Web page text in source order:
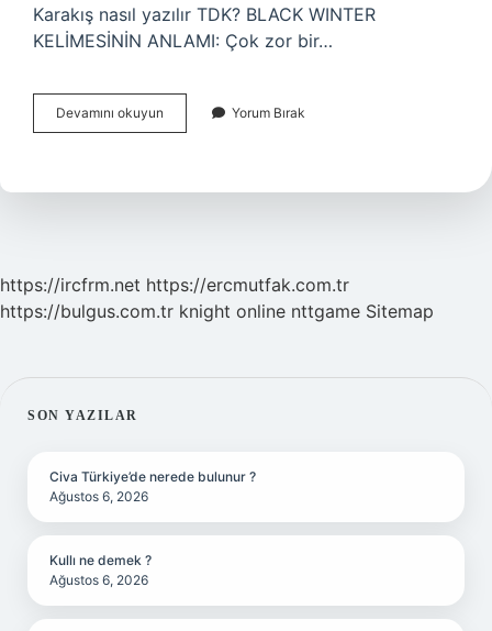
Karakış nasıl yazılır TDK? BLACK WINTER
KELİMESİNİN ANLAMI: Çok zor bir…
Devamını okuyun Karapara
Nasıl
Yorum Bırak
https://ircfrm.net https://ercmutfak.com.tr
https://bulgus.com.tr knight online nttgame Sitemap
SIDEBAR
SON YAZILAR
Civa Türkiye’de nerede bulunur ?
Ağustos 6, 2026
Kullı ne demek ?
Ağustos 6, 2026